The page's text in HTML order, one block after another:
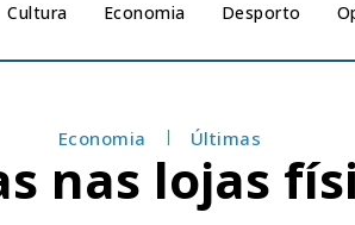
Cultura Economia Desporto
Economia Últimas
nas lojas